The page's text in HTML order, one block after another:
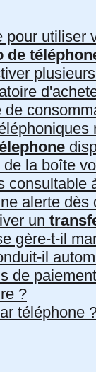
pour utiliser
de
la boîte
consultable
alerte
un
gère-t-il
il
de
?
téléphone